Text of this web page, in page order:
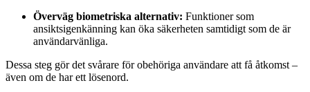
Överväg biometriska alternativ: Funktioner som
ansiktsigenkänning kan öka säkerheten samtidigt som de är
användarvänliga.
Dessa steg gör det svårare för obehöriga användare att få åtkomst –
även om de har ett lösenord.